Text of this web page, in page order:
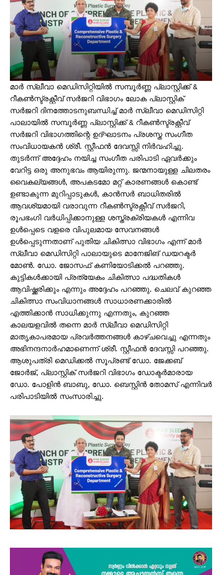
മാർ സ്ലീവാ മെഡിസിറ്റിയിൽ സമ്പൂർണ്ണ പ്ലാസ്റ്റിക്ക് &
റീകൺസ്ട്രക്റ്റീവ് സർജറി വിഭാഗം ലോക പ്ലാസ്റ്റിക്
സർജറി ദിനത്തോടനുബന്ധിച്ച് മാർ സ്ലീവാ മെഡിസിറ്റി
പാലായിൽ സമ്പൂർണ്ണ പ്ലാസ്റ്റിക്ക് & റീകൺസ്ട്രക്റ്റീവ്
സർജറി വിഭാഗത്തിന്റെ ഉദ്ഘാടനം പ്രശസ്ത സംഗീത
സംവിധായകൻ ശ്രീ. സ്റ്റീഫൻ ദേവസ്സി നിർവഹിച്ചു.
തുടർന്ന് അദ്ദേഹം നയിച്ച സംഗീത പരിപാടി ഏവർക്കും
വേറിട്ട ഒരു അനുഭവം ആയിരുന്നു. ജന്മനായുള്ള ചിലതരം
വൈകല്യങ്ങൾ, അപകടമോ മറ്റ് കാരണങ്ങൾ കൊണ്ട്
ഉണ്ടാകുന്ന മുറിപ്പാടുകൾ, കാൻസർ ബാധിതരിൽ
ആവശ്യമായി വരാവുന്ന റീകൺസ്ട്രക്റ്റീവ് സർജറി,
രൂപഭംഗി വർധിപ്പിക്കാനുള്ള ശസ്ത്രക്രിയകൾ എന്നിവ
ഉൾപ്പെടെ വളരെ വിപുലമായ സേവനങ്ങൾ
ഉൾപ്പെടുന്നതാണ് പുതിയ ചികിത്സാ വിഭാഗം എന്ന് മാർ
സ്ലീവാ മെഡിസിറ്റി പാലായുടെ മാനേജിങ് ഡയറക്ടർ
മോൺ. ഡോ. ജോസഫ് കണിയോടിക്കൽ പറഞ്ഞു.
കുട്ടികൾക്കായി പ്രത്യേകം ചികിത്സാ പദ്ധതികൾ
ആവിഷ്ക്കരിക്കും എന്നും അദ്ദേഹം പറഞ്ഞു. ചെലവ് കുറഞ്ഞ
ചികിത്സാ സംവിധാനങ്ങൾ സാധാരണക്കാരിൽ
എത്തിക്കാൻ സാധിക്കുന്നു എന്നതും, കുറഞ്ഞ
കാലയളവിൽ തന്നെ മാർ സ്ലീവാ മെഡിസിറ്റി
മാതൃകാപരമായ പ്രവർത്തനങ്ങൾ കാഴ്ചവെച്ചു എന്നതും
അഭിനന്ദനാർഹമാണെന്ന് ശ്രീ. സ്റ്റീഫൻ ദേവസ്സി പറഞ്ഞു.
ആശുപത്രി മെഡിക്കൽ സൂപ്രണ്ട് ഡോ. ജേക്കബ്
ജോർജ്, പ്ലാസ്റ്റിക് സർജറി വിഭാഗം ഡോക്ടർമാരായ
ഡോ. പോളിൻ ബാബു, ഡോ. ബെസ്റ്റിൻ തോമസ് എന്നിവർ
പരിപാടിയിൽ സംസാരിച്ചു.